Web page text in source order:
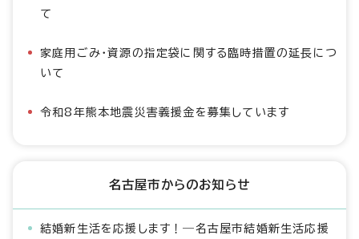
て
家庭用ごみ・資源の指定袋に関する臨時措置の延長につ
いて
令和8年熊本地震災害義援金を募集しています
名古屋市からのお知らせ
結婚新生活を応援します！―名古屋市結婚新生活応援